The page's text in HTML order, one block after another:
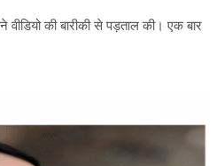
वीडियो की बारीकी से पड़ताल की। एक बार